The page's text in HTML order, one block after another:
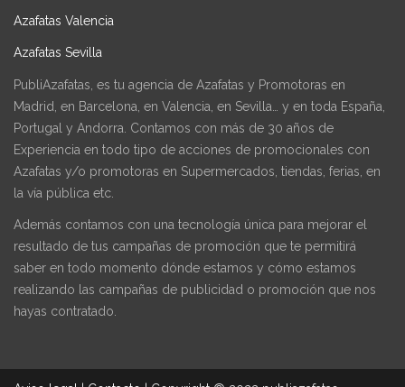
Azafatas Valencia
Azafatas Sevilla
PubliAzafatas, es tu agencia de Azafatas y Promotoras en
Madrid, en Barcelona, en Valencia, en Sevilla… y en toda España,
Portugal y Andorra. Contamos con más de 30 años de
Experiencia en todo tipo de acciones de promocionales con
Azafatas y/o promotoras en Supermercados, tiendas, ferias, en
la vía pública etc.
Además contamos con una tecnología única para mejorar el
resultado de tus campañas de promoción que te permitirá
saber en todo momento dónde estamos y cómo estamos
realizando las campañas de publicidad o promoción que nos
hayas contratado.